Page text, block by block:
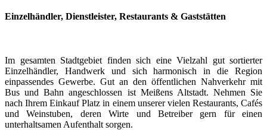
Einzelhändler, Dienstleister, Restaurants & Gaststätten
Im gesamten Stadtgebiet finden sich eine Vielzahl gut sortierter
Einzelhändler, Handwerk und sich harmonisch in die Region
einpassendes Gewerbe. Gut an den öffentlichen Nahverkehr mit
Bus und Bahn angeschlossen ist Meißens Altstadt. Nehmen Sie
nach Ihrem Einkauf Platz in einem unserer vielen Restaurants, Cafés
und Weinstuben, deren Wirte und Betreiber gern für einen
unterhaltsamen Aufenthalt sorgen.